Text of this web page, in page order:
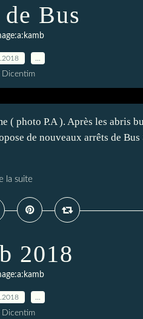
Bus
Dicentim
( photo P.A ). Après les abris
de nouveaux arrêts de Bus
la suite
2018
Dicentim